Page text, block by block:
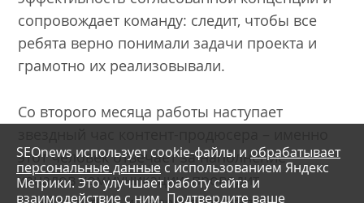
сопровождает команду: следит, чтобы все
ребята верно понимали задачи проекта и
грамотно их реализовывали.
Со второго месяца работы наступает
этот человек отвечает за наполнение
каналов коммуникации, проводит
SEOnews использует cookie-файлы и обрабатывает
персональные данныес использованием Яндекс
Метрики. Это улучшает работу сайта и
взаимодействие с ним. Подтвердите ваше